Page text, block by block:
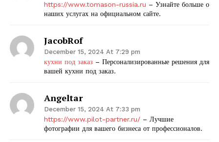
The Zeitgeist
https://www.tomason-russia.ru – Узнайте больше о
наших услугах на официальном сайте.
JacobRof
December 15, 2024 At 7:29 pm
кухни под заказ – Персонализированные решения для
вашей кухни под заказ.
Angeltar
December 15, 2024 At 7:33 pm
https://www.pilot-partner.ru/ – Лучшие
фотографии для вашего бизнеса от профессионалов.